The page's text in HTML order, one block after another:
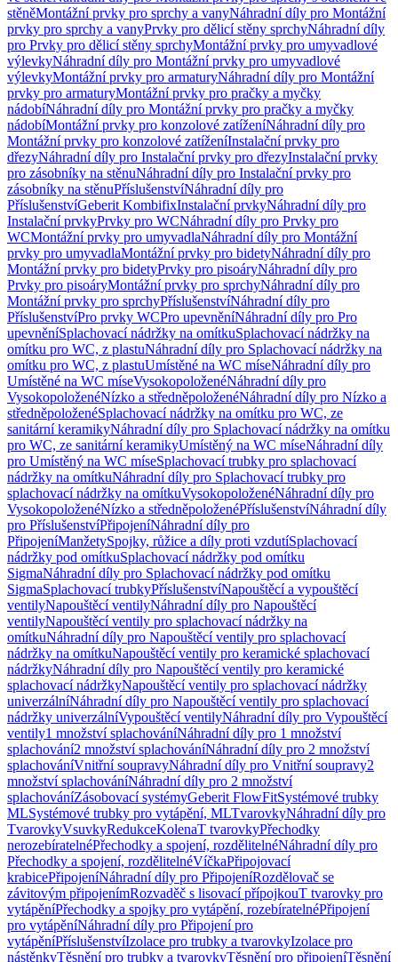
stěněMontážní prvky pro sprchy a vanyNáhradní díly pro Montážní
prvky pro sprchy a vanyPrvky pro dělicí stěny sprchyNáhradní díly
pro Prvky pro dělicí stěny sprchyMontážní prvky pro umyvadlové
výlevkyNáhradní díly pro Montážní prvky pro umyvadlové
výlevkyMontážní prvky pro armaturyNáhradní díly pro Montážní
prvky pro armaturyMontážní prvky pro pračky a myčky
nádobíNáhradní díly pro Montážní prvky pro pračky a myčky
nádobíMontážní prvky pro konzolové zatíženíNáhradní díly pro
Montážní prvky pro konzolové zatíženíInstalační prvky pro
dřezyNáhradní díly pro Instalační prvky pro dřezyInstalační prvky
pro zásobníky na stěnuNáhradní díly pro Instalační prvky pro
zásobníky na stěnuPříslušenstvíNáhradní díly pro
PříslušenstvíGeberit KombifixInstalační prvkyNáhradní díly pro
Instalační prvkyPrvky pro WCNáhradní díly pro Prvky pro
WCMontážní prvky pro umyvadlaNáhradní díly pro Montážní
prvky pro umyvadlaMontážní prvky pro bidetyNáhradní díly pro
Montážní prvky pro bidetyPrvky pro pisoáryNáhradní díly pro
Prvky pro pisoáryMontážní prvky pro sprchyNáhradní díly pro
Montážní prvky pro sprchyPříslušenstvíNáhradní díly pro
PříslušenstvíPro prvky WCPro upevněníNáhradní díly pro Pro
upevněníSplachovací nádržky na omítkuSplachovací nádržky na
omítku pro WC, z plastuNáhradní díly pro Splachovací nádržky na
omítku pro WC, z plastuUmístěné na WC míseNáhradní díly pro
Umístěné na WC míseVysokopoloženéNáhradní díly pro
VysokopoloženéNízko a středněpoloženéNáhradní díly pro Nízko a
středněpoloženéSplachovací nádržky na omítku pro WC, ze
sanitární keramikyNáhradní díly pro Splachovací nádržky na omítku
pro WC, ze sanitární keramikyUmístěný na WC míseNáhradní díly
pro Umístěný na WC míseSplachovací trubky pro splachovací
nádržky na omítkuNáhradní díly pro Splachovací trubky pro
splachovací nádržky na omítkuVysokopoloženéNáhradní díly pro
VysokopoloženéNízko a středněpoloženéPříslušenstvíNáhradní díly
pro PříslušenstvíPřipojeníNáhradní díly pro
PřipojeníManžetySpojky, růžice a díly proti vzdutíSplachovací
nádržky pod omítkuSplachovací nádržky pod omítku
SigmaNáhradní díly pro Splachovací nádržky pod omítku
SigmaSplachovací trubkyPříslušenstvíNapouštěcí a vypouštěcí
ventilyNapouštěcí ventilyNáhradní díly pro Napouštěcí
ventilyNapouštěcí ventily pro splachovací nádržky na
omítkuNáhradní díly pro Napouštěcí ventily pro splachovací
nádržky na omítkuNapouštěcí ventily pro keramické splachovací
nádržkyNáhradní díly pro Napouštěcí ventily pro keramické
splachovací nádržkyNapouštěcí ventily pro splachovací nádržky
univerzálníNáhradní díly pro Napouštěcí ventily pro splachovací
nádržky univerzálníVypouštěcí ventilyNáhradní díly pro Vypouštěcí
ventily1 množství splachováníNáhradní díly pro 1 množství
splachování2 množství splachováníNáhradní díly pro 2 množství
splachováníVnitřní soupravyNáhradní díly pro Vnitřní soupravy2
množství splachováníNáhradní díly pro 2 množství
splachováníZásobovací systémyGeberit FlowFitSystémové trubky
MLSystémové trubky pro vytápění, MLTvarovkyNáhradní díly pro
TvarovkyVsuvkyRedukceKolenaT tvarovkyPřechodky
nerozebíratelnéPřechodky a spojení, rozdělitelnéNáhradní díly pro
Přechodky a spojení, rozdělitelnéVíčkaPřipojovací
krabicePřipojeníNáhradní díly pro PřipojeníRozdělovač se
závitovým připojenímRozvaděč s lisovací přípojkouT tvarovky pro
vytápěníPřechodky a spojky pro vytápění, rozebíratelnéPřipojení
pro vytápěníNáhradní díly pro Připojení pro
vytápěníPříslušenstvíIzolace pro trubky a tvarovkyIzolace pro
nástěnkyTěsnění pro trubky a tvarovkyTěsnění pro připojeníTěsnění